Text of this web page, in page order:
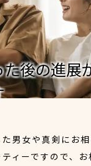
後の進展
男女や真剣にお
ィーですので、